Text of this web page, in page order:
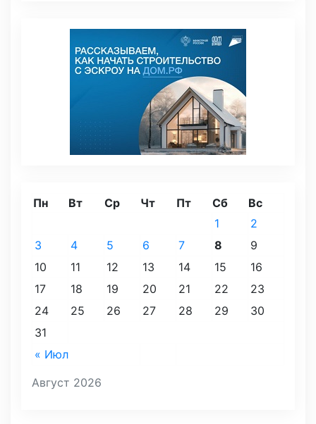
Август 2026
Пн Вт Ср Чт Пт Сб Вс
« Июл
1
2
3
4 5 6 7 8
9
10
11 12 13 14 15
16
17
18 19 20 21 22
23
24
25 26 27 28 29
30
31